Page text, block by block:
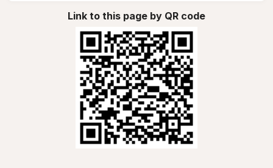
Link to this page by QR code